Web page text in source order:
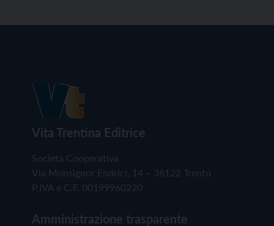
Vita Trentina Editrice
Società Cooperativa
Via Monsignor Endrici, 14 – 38122 Trento
P.IVA e C.F. 00199960220
Amministrazione trasparente